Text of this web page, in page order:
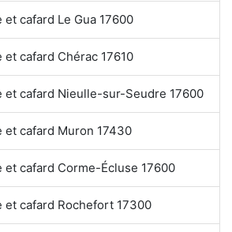
cafard Le Gua 17600
cafard Chérac 17610
et cafard Nieulle-sur-Seudre 17600
et cafard Muron 17430
et cafard Corme-Écluse 17600
et cafard Rochefort 17300